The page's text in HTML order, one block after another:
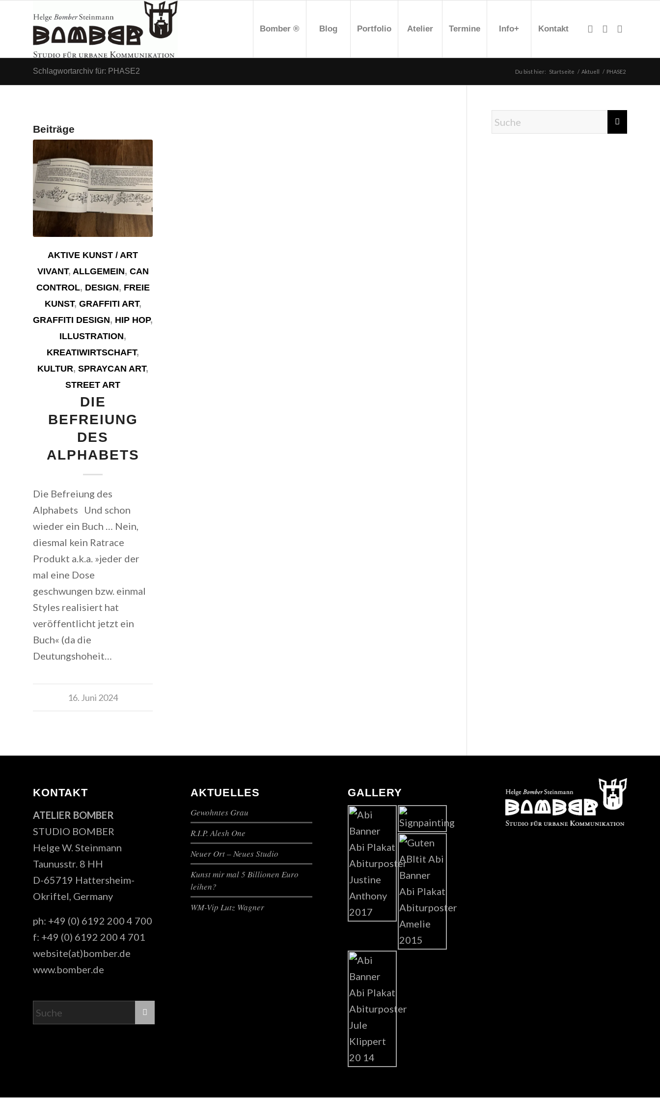
Bomber ® Blog Portfolio Atelier Termine Info+ Kontakt
Schlagwortarchiv für: PHASE2 Du bist hier: Startseite / Aktuell / PHASE2
Beiträge
AKTIVE KUNST / ART
VIVANT, ALLGEMEIN, CAN
CONTROL, DESIGN, FREIE
KUNST, GRAFFITI ART,
GRAFFITI DESIGN, HIP HOP,
ILLUSTRATION,
KREATIWIRTSCHAFT,
KULTUR,SPRAYCAN ART,
STREET ART
DIE
BEFREIUNG
DES
ALPHABETS
Die Befreiung des
Alphabets Und schon
wieder ein Buch … Nein,
diesmal kein Ratrace
Produkt a.k.a. »jeder der
mal eine Dose
geschwungen bzw. einmal
Styles realisiert hat
veröffentlicht jetzt ein
Buch« (da die
Deutungshoheit…
16. Juni 2024
KONTAKT
ATELIER BOMBER
STUDIO BOMBER
Helge W. Steinmann
Taunusstr. 8 HH
D-65719 Hattersheim-
Okriftel, Germany
ph: +49 (0) 6192 200 4 700
f: +49 (0) 6192 200 4 701
website(at)bomber.de
www.bomber.de
AKTUELLES
Gewohntes Grau
R.I.P. Alesh One
Neuer Ort – Neues Studio
Kunst mir mal 5 Billionen Euro
leihen?
WM-Vip Lutz Wagner
GALLERY